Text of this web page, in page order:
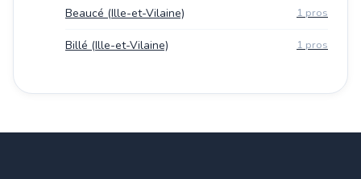
Beaucé (Ille-et-Vilaine) 1 pros
Billé (Ille-et-Vilaine) 1 pros